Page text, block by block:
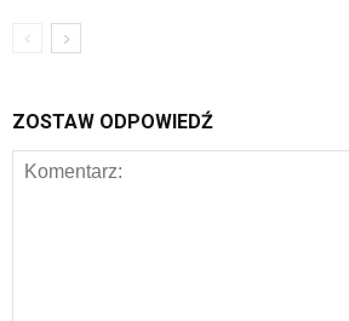
ZOSTAW ODPOWIEDŹ